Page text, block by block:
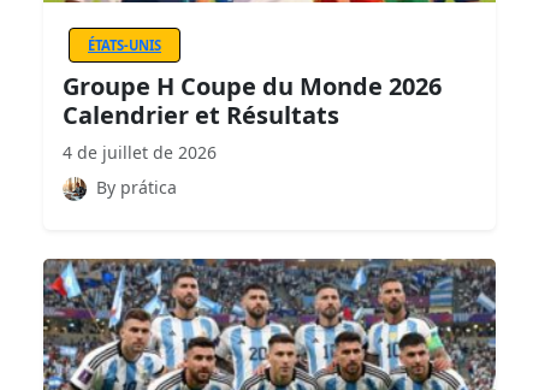
ÉTATS-UNIS
Groupe H Coupe du Monde 2026
Calendrier et Résultats
4 de juillet de 2026
By prática